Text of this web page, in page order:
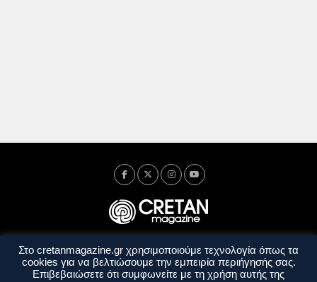
Ταυτότητα Πολιτική Απορρήτου
Όροι Χρήσης
Όροι και Προϋποθέσεις
Στο cretanmagazine.gr χρησιμοποιούμε τεχνολογία όπως τα
cookies για να βελτιώσουμε την εμπειρία περιήγησής σας.
Επιβεβαιώσετε ότι συμφωνείτε με τη χρήση αυτής της